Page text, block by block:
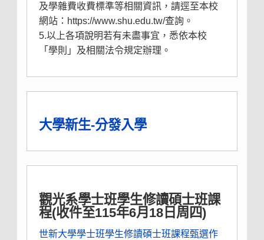
及學雜費收費標準等相關資訊，請逕至本校
網站：https://www.shu.edu.tw/查詢。
5.以上各項說明若有未盡事宜，悉依本校
「學則」及相關法令規定辦理。
大學新生-分發入學
觀光系學士班學生修讀碩士班課
程(收件至115年6月18日周四)
世新大學學士班學生修讀碩士班課程甄選作